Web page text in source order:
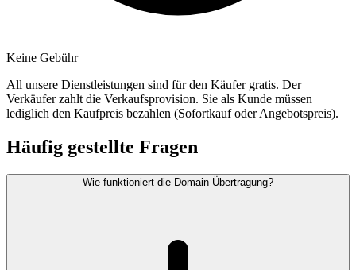
Keine Gebühr
All unsere Dienstleistungen sind für den Käufer gratis. Der
Verkäufer zahlt die Verkaufsprovision. Sie als Kunde müssen
lediglich den Kaufpreis bezahlen (Sofortkauf oder Angebotspreis).
Häufig gestellte Fragen
Wie funktioniert die Domain Übertragung?